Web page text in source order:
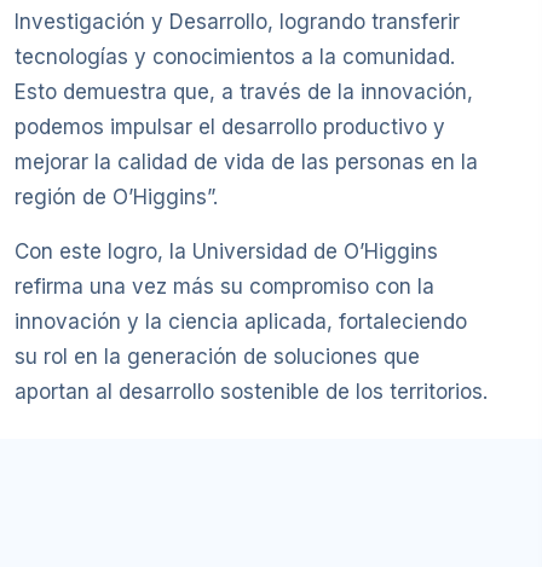
Investigación y Desarrollo, logrando transferir
tecnologías y conocimientos a la comunidad.
Esto demuestra que, a través de la innovación,
podemos impulsar el desarrollo productivo y
mejorar la calidad de vida de las personas en la
región de O’Higgins”.
Con este logro, la Universidad de O’Higgins
refirma una vez más su compromiso con la
innovación y la ciencia aplicada, fortaleciendo
su rol en la generación de soluciones que
aportan al desarrollo sostenible de los territorios.